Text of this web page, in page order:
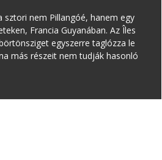
nem Pillangóé, hanem egy
Francia Guyanában. Az Îles
egyszerre taglózza le
más részeit nem tudják hasonló